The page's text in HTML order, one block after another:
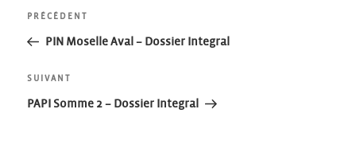
Navigation
l’article
Article
précédent
PRÉCÉDENT
PIN Moselle Aval – Dossier Integral
Article
suivant
SUIVANT
PAPI Somme 2 – Dossier Integral